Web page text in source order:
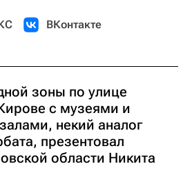
ВКонтакте
зоны по улице
с музеями и
некий аналог
презентовал
области Никита